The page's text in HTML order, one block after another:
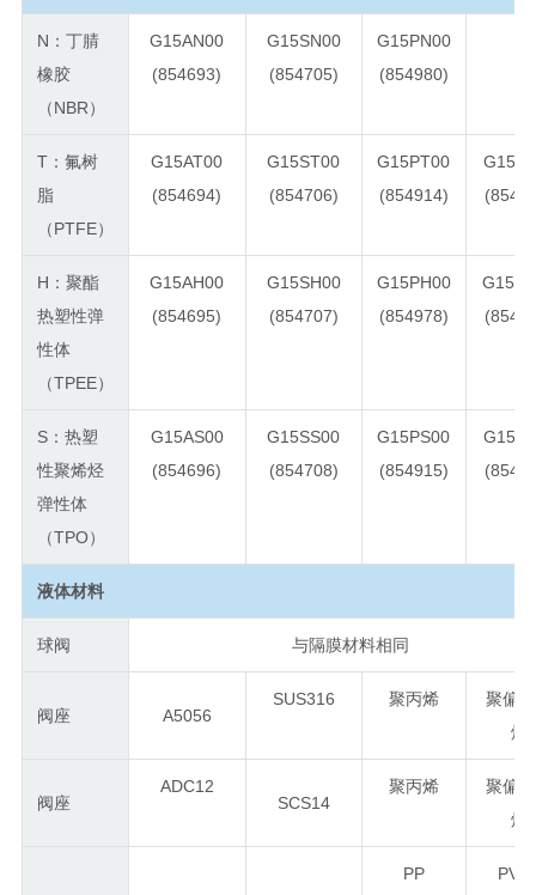
N：丁腈
橡胶
（NBR）
G15AN00
(854693)
G15SN00
(854705)
G15PN00
(854980)
T：氟树
脂
（PTFE）
G15AT00
(854694)
G15ST00
(854706)
G15PT00
(854914)
H：聚酯
热塑性弹
性体
（TPEE）
G15AH00
(854695)
G15SH00
(854707)
G15PH00
(854978)
S：热塑
性聚烯烃
弹性体
（TPO）
G15AS00
(854696)
G15SS00
(854708)
G15PS00
(854915)
液体材料
球阀 与隔膜材料相同
阀座 A5056
SUS316 聚丙烯
聚偏
烯
阀座
ADC12
SCS14
聚丙烯
聚偏
烯
PP